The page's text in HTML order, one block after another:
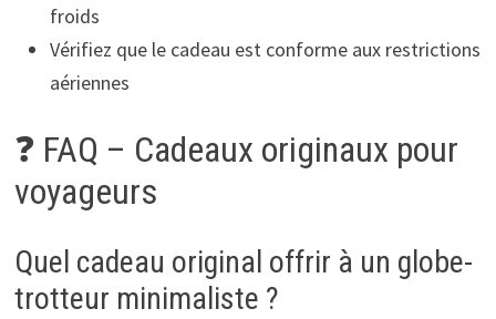
froids
Vérifiez que le cadeau est conforme aux restrictions
aériennes
❓ FAQ – Cadeaux originaux pour
voyageurs
Quel cadeau original offrir à un globe-
trotteur minimaliste ?